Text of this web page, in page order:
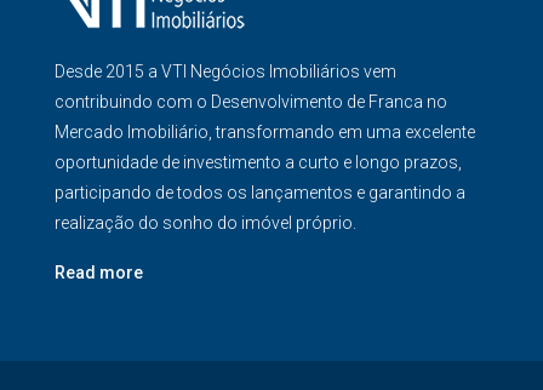
Desde 2015 a VTI Negócios Imobiliários vem
contribuindo com o Desenvolvimento de Franca no
Mercado Imobiliário, transformando em uma excelente
oportunidade de investimento a curto e longo prazos,
participando de todos os lançamentos e garantindo a
realização do sonho do imóvel próprio.
Read more